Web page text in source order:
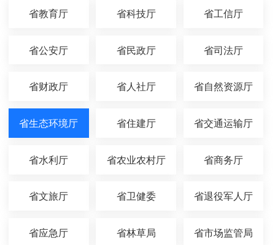
省教育厅 省科技厅 省工信厅
省公安厅 省民政厅 省司法厅
省财政厅 省人社厅 省自然资源厅
省生态环境厅 省住建厅 省交通运输厅
省水利厅 省农业农村厅 省商务厅
省文旅厅 省卫健委 省退役军人厅
省应急厅 省林草局 省市场监管局